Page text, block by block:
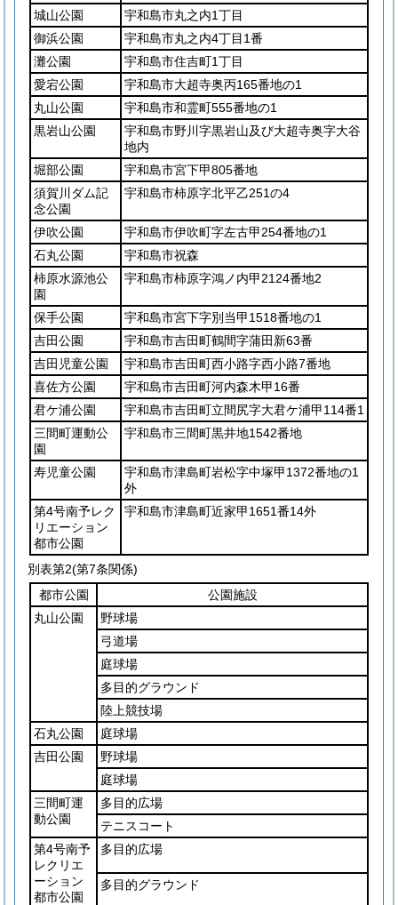
城山公園
宇和島市丸之内1丁目
御浜公園
宇和島市丸之内4丁目1番
灘公園
宇和島市住吉町1丁目
愛宕公園
宇和島市大超寺奥丙165番地の1
丸山公園
宇和島市和霊町555番地の1
黒岩山公園
宇和島市野川字黒岩山及び大超寺奥字大谷
地内
堀部公園
宇和島市宮下甲805番地
須賀川ダム記
念公園
宇和島市柿原字北平乙251の4
伊吹公園
宇和島市伊吹町字左古甲254番地の1
石丸公園
宇和島市祝森
柿原水源池公
園
宇和島市柿原字鴻ノ内甲2124番地2
保手公園
宇和島市宮下字別当甲1518番地の1
吉田公園
宇和島市吉田町鶴間字蒲田新63番
吉田児童公園
宇和島市吉田町西小路字西小路7番地
喜佐方公園
宇和島市吉田町河内森木甲16番
君ケ浦公園
宇和島市吉田町立間尻字大君ケ浦甲114番1
三間町運動公
園
宇和島市三間町黒井地1542番地
寿児童公園
宇和島市津島町岩松字中塚甲1372番地の1
外
第4号南予レク
リエーション
都市公園
宇和島市津島町近家甲1651番14外
別表第2(第7条関係)
都市公園
公園施設
丸山公園
野球場
弓道場
庭球場
多目的グラウンド
陸上競技場
石丸公園
庭球場
吉田公園
野球場
庭球場
三間町運
動公園
多目的広場
テニスコート
第4号南予
レクリエ
ーション
都市公園
多目的広場
多目的グラウンド